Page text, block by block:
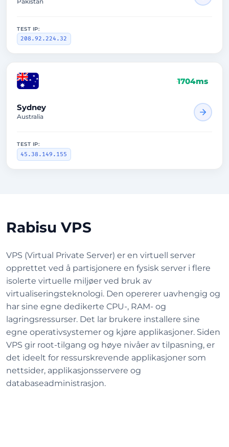
TEST IP:
208.92.224.32
1704ms
Sydney
Australia
TEST IP:
45.38.149.155
Rabisu VPS
VPS (Virtual Private Server) er en virtuell server
opprettet ved å partisjonere en fysisk server i flere
isolerte virtuelle miljøer ved bruk av
virtualiseringsteknologi. Den opererer uavhengig og
har sine egne dedikerte CPU-, RAM- og
lagringsressurser. Det lar brukere installere sine
egne operativsystemer og kjøre applikasjoner. Siden
VPS gir root-tilgang og høye nivåer av tilpasning, er
det ideelt for ressurskrevende applikasjoner som
nettsider, applikasjonsservere og
databaseadministrasjon.